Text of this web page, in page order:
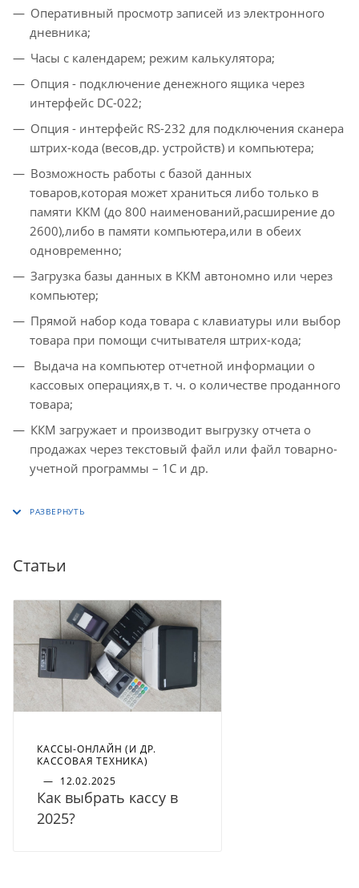
Оперативный просмотр записей из электронного
дневника;
Часы с календарем; режим калькулятора;
Опция - подключение денежного ящика через
интерфейс DC-022;
Опция - интерфейс RS-232 для подключения сканера
штрих-кода (весов,др. устройств) и компьютера;
Возможность работы с базой данных
товаров,которая может храниться либо только в
памяти ККМ (до 800 наименований,расширение до
2600),либо в памяти компьютера,или в обеих
одновременно;
Загрузка базы данных в ККМ автономно или через
компьютер;
Прямой набор кода товара с клавиатуры или выбор
товара при помощи считывателя штрих-кода;
Выдача на компьютер отчетной информации о
кассовых операциях,в т. ч. о количестве проданного
товара;
ККМ загружает и производит выгрузку отчета о
продажах через текстовый файл или файл товарно-
учетной программы – 1С и др.
Статьи
КАССЫ-ОНЛАЙН (И ДР.
КАССОВАЯ ТЕХНИКА)
— 12.02.2025
Как выбрать кассу в
2025?